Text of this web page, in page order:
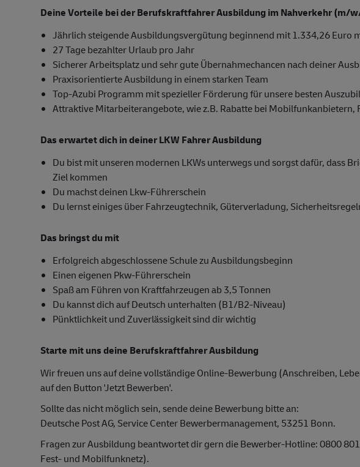
Deine Vorteile bei der Berufskraftfahrer Ausbildung im Nahverkehr (m/
Jährlich steigende Ausbildungsvergütung beginnend mit 1.334,26 Euro
27 Tage bezahlter Urlaub pro Jahr
Sicherer Arbeitsplatz und sehr gute Übernahmechancen nach deiner
Praxisorientierte Ausbildung in einem starken Team
Top-Azubi Programm mit spezieller Förderung für unsere besten
Attraktive Mitarbeiterangebote, wie z.B. Rabatte bei Mobilfunkanbietern,
Das erwartet dich in deiner LKW Fahrer Ausbildung
Du bist mit unseren modernen LKWs unterwegs und sorgst dafür, dass
Ziel kommen
Du machst deinen Lkw-Führerschein
Du lernst einiges über Fahrzeugtechnik, Güterverladung,
Das bringst du mit
Erfolgreich abgeschlossene Schule zu Ausbildungsbeginn
Einen eigenen Pkw-Führerschein
Spaß am Führen von Kraftfahrzeugen ab 3,5 Tonnen
Du kannst dich auf Deutsch unterhalten (B1/B2-Niveau)
Pünktlichkeit und Zuverlässigkeit sind dir wichtig
Starte mit uns deine Berufskraftfahrer Ausbildung
Wir freuen uns auf deine vollständige Online-Bewerbung (Anschreiben,
auf den Button 'Jetzt Bewerben'.
Sollte das nicht möglich sein, sende deine Bewerbung bitte an:
Deutsche Post AG, Service Center Bewerbermanagement, 53251 Bonn.
Fragen zur Ausbildung beantwortet dir gern die Bewerber-Hotline: 0800
Fest- und Mobilfunknetz).